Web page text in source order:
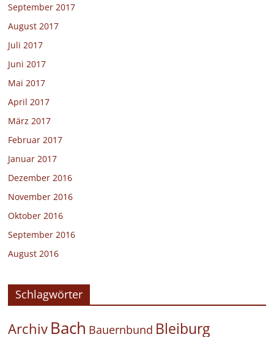
September 2017
August 2017
Juli 2017
Juni 2017
Mai 2017
April 2017
März 2017
Februar 2017
Januar 2017
Dezember 2016
November 2016
Oktober 2016
September 2016
August 2016
Schlagwörter
Archiv Bach Bauernbund Bleiburg